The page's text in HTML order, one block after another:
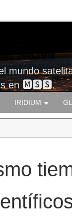
Móvil
mundo
en 🅼🆂🆂.
IRIDIUM